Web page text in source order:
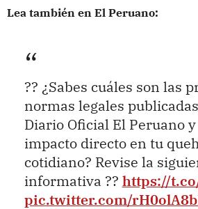
Lea también en El Peruano:
?? ¿Sabes cuáles son las
normas legales
Diario Oficial El Peruano
impacto directo en tu
cotidiano? Revise la
informativa ?? https://
pic.twitter.com/